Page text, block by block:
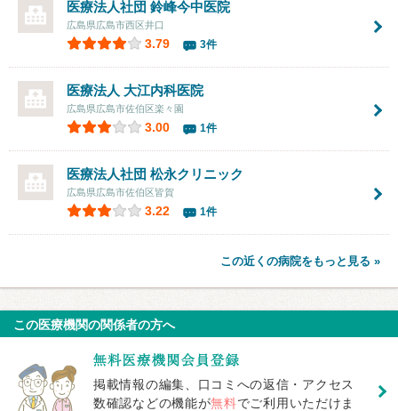
医療法人社団 鈴峰今中医院
広島県広島市西区井口
3.79 3件
医療法人 大江内科医院
広島県広島市佐伯区楽々園
3.00 1件
医療法人社団 松永クリニック
広島県広島市佐伯区皆賀
3.22 1件
この近くの病院をもっと見る »
この医療機関の関係者の方へ
掲載情報の編集、口コミへの返信・アクセス
数確認などの機能が無料でご利用いただけま